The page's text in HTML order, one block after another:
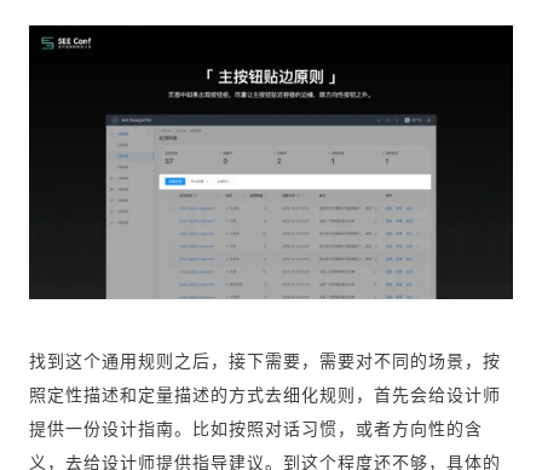
找到这个通用规则之后，接下需要，需要对不同的场景，按
照定性描述和定量描述的方式去细化规则，首先会给设计师
提供一份设计指南。比如按照对话习惯，或者方向性的含
义，去给设计师提供指导建议。到这个程度还不够，具体的